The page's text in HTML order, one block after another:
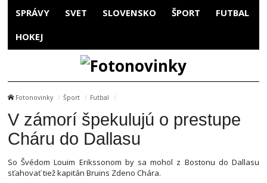
SPRÁVY SVET SLOVENSKO ŠPORT FUTBAL
HOKEJ
Fotonovinky Šport Futbal
V zámorí špekulujú o prestupe
Cháru do Dallasu
So Švédom Louim Erikssonom by sa mohol z Bostonu do Dallasu
sťahovať tiež kapitán Bruins Zdeno Chára.